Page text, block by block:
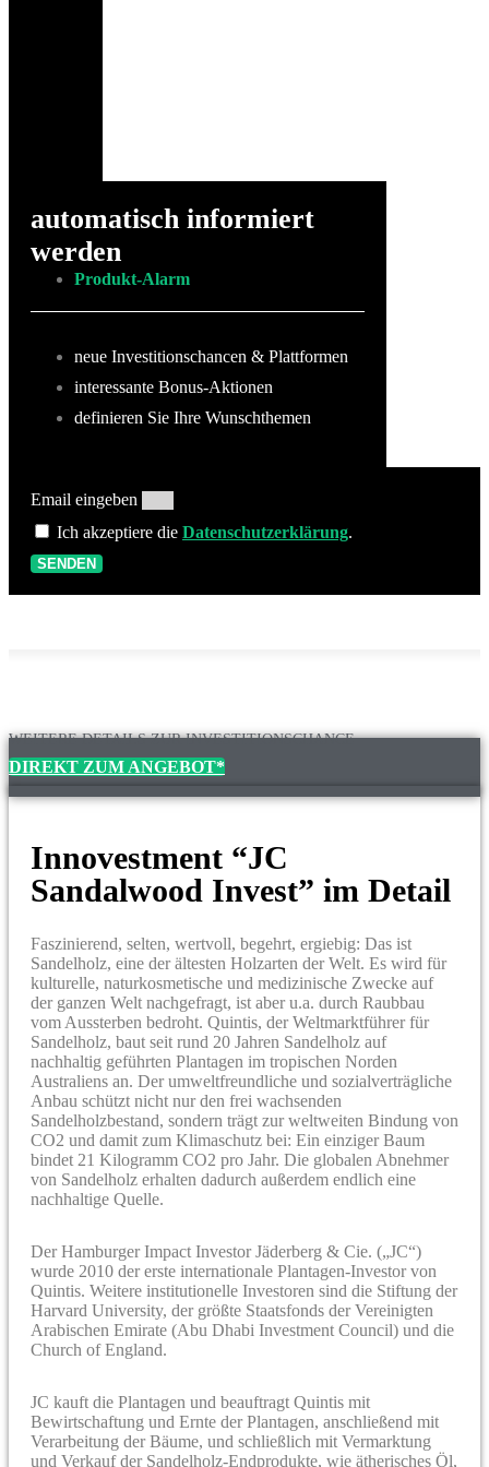
automatisch informiert
werden
Produkt-Alarm
neue Investitionschancen & Plattformen
interessante Bonus-Aktionen
definieren Sie Ihre Wunschthemen
Email eingeben
Ich akzeptiere die Datenschutzerklärung.
SENDEN
WEITERE DETAILS ZUR INVESTITIONSCHANCE
DIREKT ZUM ANGEBOT*
Innovestment “JC
Sandalwood Invest” im Detail
Faszinierend, selten, wertvoll, begehrt, ergiebig: Das ist
Sandelholz, eine der ältesten Holzarten der Welt. Es wird für
kulturelle, naturkosmetische und medizinische Zwecke auf
der ganzen Welt nachgefragt, ist aber u.a. durch Raubbau
vom Aussterben bedroht. Quintis, der Weltmarktführer für
Sandelholz, baut seit rund 20 Jahren Sandelholz auf
nachhaltig geführten Plantagen im tropischen Norden
Australiens an. Der umweltfreundliche und sozialverträgliche
Anbau schützt nicht nur den frei wachsenden
Sandelholzbestand, sondern trägt zur weltweiten Bindung von
CO2 und damit zum Klimaschutz bei: Ein einziger Baum
bindet 21 Kilogramm CO2 pro Jahr. Die globalen Abnehmer
von Sandelholz erhalten dadurch außerdem endlich eine
nachhaltige Quelle.
Der Hamburger Impact Investor Jäderberg & Cie. („JC“)
wurde 2010 der erste internationale Plantagen-Investor von
Quintis. Weitere institutionelle Investoren sind die Stiftung der
Harvard University, der größte Staatsfonds der Vereinigten
Arabischen Emirate (Abu Dhabi Investment Council) und die
Church of England.
JC kauft die Plantagen und beauftragt Quintis mit
Bewirtschaftung und Ernte der Plantagen, anschließend mit
Verarbeitung der Bäume, und schließlich mit Vermarktung
und Verkauf der Sandelholz-Endprodukte, wie ätherisches Öl,